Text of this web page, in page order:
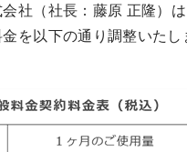
社（社長：藤原 正隆）
を以下の通り調整いた